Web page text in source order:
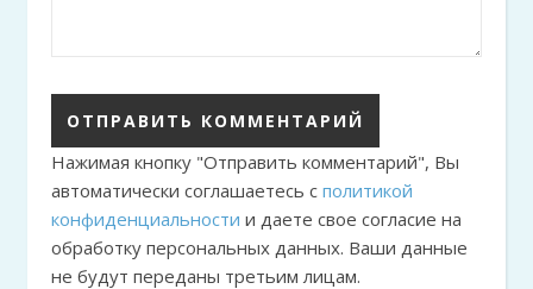
Нажимая кнопку "Отправить комментарий", Вы
автоматически соглашаетесь с политикой
конфиденциальности и даете свое согласие на
обработку персональных данных. Ваши данные
не будут переданы третьим лицам.